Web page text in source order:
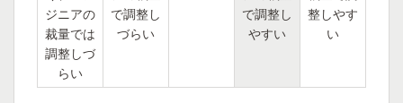
ジニアの
裁量では
調整しづ
らい
で調整し
づらい
で調整し
やすい
整しやす
い